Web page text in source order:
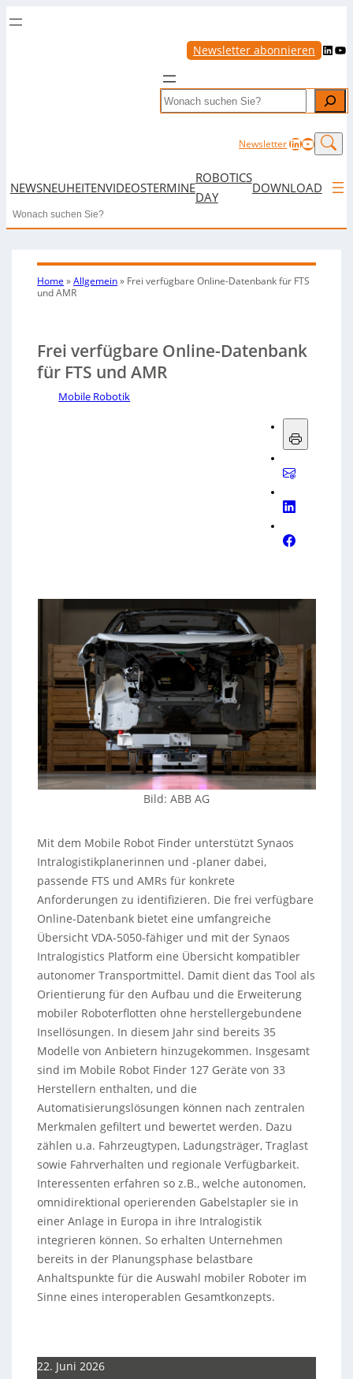
Newsletter abonnieren LinkedIn YouTube
Search
NewsletterLinkedIn
NEWSNEUHEITENVIDEOSTERMINE
ROBOTICS
DAY
DOWNLOAD
Search
Home »Allgemein» Frei verfügbare Online-Datenbank für FTS
und AMR
Frei verfügbare Online-Datenbank
für FTS und AMR
Mobile Robotik
Bild: ABB AG
Mit dem Mobile Robot Finder unterstützt Synaos
Intralogistikplanerinnen und -planer dabei,
passende FTS und AMRs für konkrete
Anforderungen zu identifizieren. Die frei verfügbare
Online-Datenbank bietet eine umfangreiche
Übersicht VDA-5050-fähiger und mit der Synaos
Intralogistics Platform eine Übersicht kompatibler
autonomer Transportmittel. Damit dient das Tool als
Orientierung für den Aufbau und die Erweiterung
mobiler Roboterflotten ohne herstellergebundene
Insellösungen. In diesem Jahr sind bereits 35
Modelle von Anbietern hinzugekommen. Insgesamt
sind im Mobile Robot Finder 127 Geräte von 33
Herstellern enthalten, und die
Automatisierungslösungen können nach zentralen
Merkmalen gefiltert und bewertet werden. Dazu
zählen u.a. Fahrzeugtypen, Ladungsträger, Traglast
sowie Fahrverhalten und regionale Verfügbarkeit.
Interessenten erfahren so z.B., welche autonomen,
omnidirektional operierenden Gabelstapler sie in
einer Anlage in Europa in ihre Intralogistik
integrieren können. So erhalten Unternehmen
bereits in der Planungsphase belastbare
Anhaltspunkte für die Auswahl mobiler Roboter im
Sinne eines interoperablen Gesamtkonzepts.
22. Juni 2026